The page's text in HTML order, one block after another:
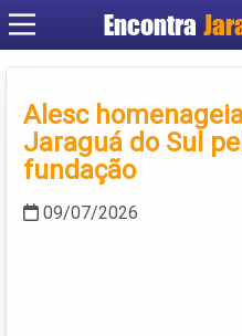
Encontra
Alesc
Jaraguá do Sul
fundação
09/07/2026